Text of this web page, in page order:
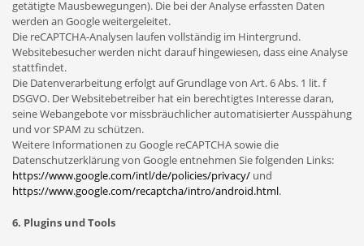
getätigte Mausbewegungen). Die bei der Analyse erfassten Daten
werden an Google weitergeleitet.
Die reCAPTCHA-Analysen laufen vollständig im Hintergrund.
Websitebesucher werden nicht darauf hingewiesen, dass eine Analyse
stattfindet.
Die Datenverarbeitung erfolgt auf Grundlage von Art. 6 Abs. 1 lit. f
DSGVO. Der Websitebetreiber hat ein berechtigtes Interesse daran,
seine Webangebote vor missbräuchlicher automatisierter Ausspähung
und vor SPAM zu schützen.
Weitere Informationen zu Google reCAPTCHA sowie die
Datenschutzerklärung von Google entnehmen Sie folgenden Links:
https://www.google.com/intl/de/policies/privacy/ und
https://www.google.com/recaptcha/intro/android.html.
6. Plugins und Tools